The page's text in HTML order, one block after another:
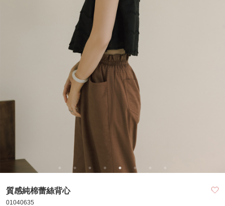
質感純棉蕾絲背心
01040635